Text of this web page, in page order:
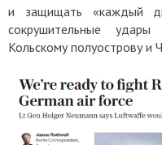
и защищать «каждый
сокрушительные удары
Кольскому полуострову и